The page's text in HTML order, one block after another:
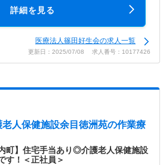
詳細を見る
医療法人篠田好生会の求人一覧
更新日：2025/07/08 求人番号：10177426
人保健施設余目徳洲苑の作業療
町】住宅手当あり◎介護老人保健施設
す！＜正社員＞